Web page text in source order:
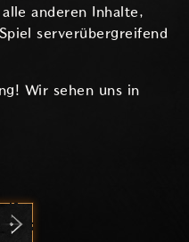
anderen Inhalte,
serverübergreifend
Wir sehen uns in